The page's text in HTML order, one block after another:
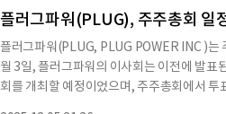
예치 확인 후 일회성 초기 라이센스 수수료
월마트는 증가된 연간 라이센스 수수료와
다.계약에 따라 월마트는 2017년 7월 20일
를 포기하기로 했다.발효일 기준으로
부터 15년 동안 유효하며, 회사 또는 월마트
플러그파워(PLUG), 주주총회 일
플러그파워(PLUG, PLUG POWER INC )는
월 3일, 플러그파워의 이사회는 이전에 발
회를 개최할 예정이었으며, 주주총회에서